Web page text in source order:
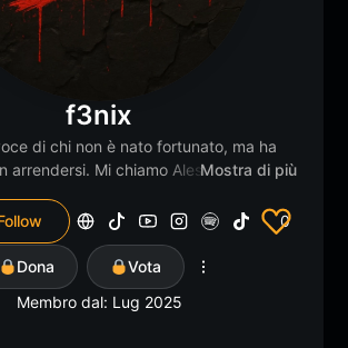
f3nix
di chi non è nato fortunato, ma ha
arrendersi. Mi chiamo Alessio Angelini
Nei miei pezzi ci sono l’amore che ti
che ti sveglia, la voglia di riscatto.
storie degli altri: racconto la mia. Ogni
e realtà. Ogni traccia, un pezzo di me.
Mostra di più
0
Dona
Vota
Membro dal: Lug 2025